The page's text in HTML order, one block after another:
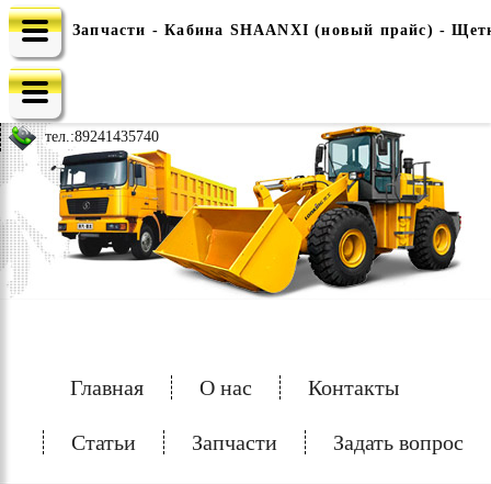
e-mail: china-spec@inbox.ru
тел.:89241435740
Главная О нас Контакты
Статьи Запчасти Задать вопрос
Запчасти - Кабина SHAANXI (новый прайс) -